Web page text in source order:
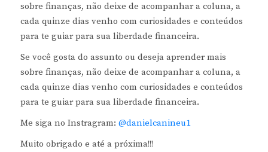
sobre finanças, não deixe de acompanhar a coluna, a
cada quinze dias venho com curiosidades e conteúdos
para te guiar para sua liberdade financeira.
Se você gosta do assunto ou deseja aprender mais
sobre finanças, não deixe de acompanhar a coluna, a
cada quinze dias venho com curiosidades e conteúdos
para te guiar para sua liberdade financeira.
Me siga no Instragram: @danielcanineu1
Muito obrigado e até a próxima!!!